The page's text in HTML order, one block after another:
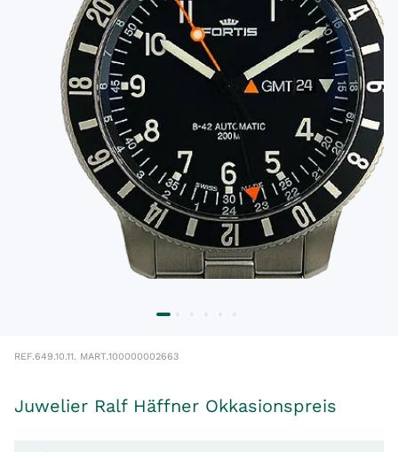
REF.649.10.11. MART.100000002663
Juwelier Ralf Häffner Okkasionspreis